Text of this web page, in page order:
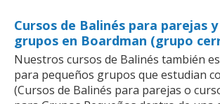
Cursos de Balinés para parejas
grupos en Boardman (grupo
Nuestros cursos de Balinés también
para pequeños grupos que estudian
(Cursos de Balinés para parejas o